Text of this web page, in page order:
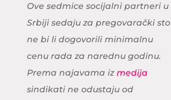
Ove sedmice socijalni partneri u
Srbiji sedaju za pregovarački sto
ne bi li dogovorili minimalnu
cenu rada za narednu godinu.
Prema najavama iz medija
sindikati ne odustaju od